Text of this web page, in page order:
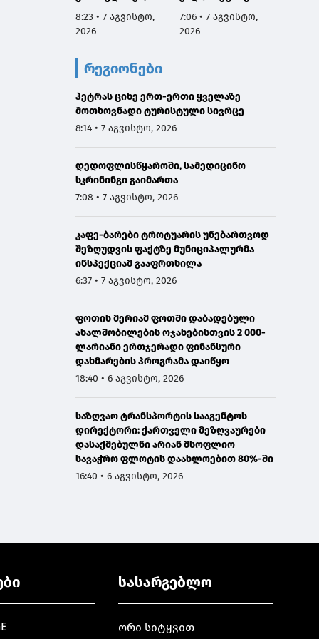
საიდანაც 41 ფაქტი
ხე-ტყის უკანონო
ტრანსპორტირების
ფაქტია
8:23 • 7 აგვისტო,
2026
მარკების
დამზადება-
7:06 • 7 აგვისტო,
2026
რეგიონები
პეტრას ციხე ერთ-ერთი ყველაზე
მოთხოვნადი ტურისტული სივრცე
8:14 • 7 აგვისტო, 2026
დედოფლისწყაროში, სამედიცინო
სკრინინგი გაიმართა
7:08 • 7 აგვისტო, 2026
კაფე-ბარები ტროტუარის უნებართვოდ
შეზღუდვის ფაქტზე მუნიციპალურმა
ინსპექციამ გააფრთხილა
6:37 • 7 აგვისტო, 2026
ფოთის მერიამ ფოთში დაბადებული
ახალშობილების ოჯახებისთვის 2 000-
ლარიანი ერთჯერადი ფინანსური
დახმარების პროგრამა დაიწყო
18:40 • 6 აგვისტო, 2026
საზღვაო ტრანსპორტის სააგენტოს
დირექტორი: ქართველი მეზღვაურები
დასაქმებულნი არიან მსოფლიო
სავაჭრო ფლოტის დაახლოებით 80%-ში
16:40 • 6 აგვისტო, 2026
სასარგებლო
ორი სიტყვით